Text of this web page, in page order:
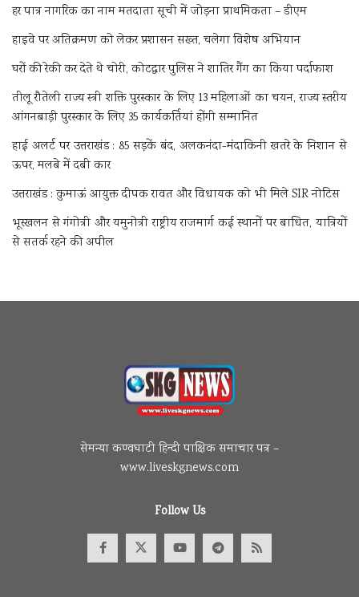
हर पात्र नागरिक का नाम मतदाता सूची में जोड़ना प्राथमिकता – डीएम
हाइवे पर अतिक्रमण को लेकर प्रशासन सख्त, चलेगा विशेष अभियान
घरों की रेकी कर देते थे चोरी, कोटद्वार पुलिस ने शातिर गैंग का किया पर्दाफाश
तीलू रौतेली राज्य स्त्री शक्ति पुरस्कार के लिए 13 महिलाओं का चयन, राज्य स्तरीय
आंगनबाड़ी पुरस्कार के लिए 35 कार्यकर्तियां होंगी सम्मानित
हाई अलर्ट पर उत्तराखंड : 85 सड़कें बंद, अलकनंदा-मंदाकिनी खतरे के निशान से
ऊपर, मलबे में दबी कार
उत्तराखंड : कुमाऊं आयुक्त दीपक रावत और विधायक को भी मिले SIR नोटिस
भूस्खलन से गंगोत्री और यमुनोत्री राष्ट्रीय राजमार्ग कई स्थानों पर बाधित, यात्रियों
से सतर्क रहने की अपील
सेमन्या कण्वघाटी हिन्दी पाक्षिक समाचार पत्र –
www.liveskgnews.com
Follow Us